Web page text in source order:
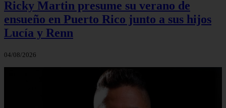
Ricky Martin presume su verano de
ensueño en Puerto Rico junto a sus hijos
Lucía y Renn
04/08/2026